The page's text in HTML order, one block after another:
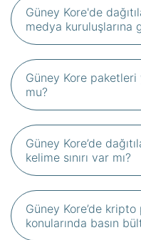
Güney Kore'de
medya kuruluşlarına
Güney Kore
mu?
Güney Kore’de
kelime sınırı var mı?
Güney Kore’de
konularında basın